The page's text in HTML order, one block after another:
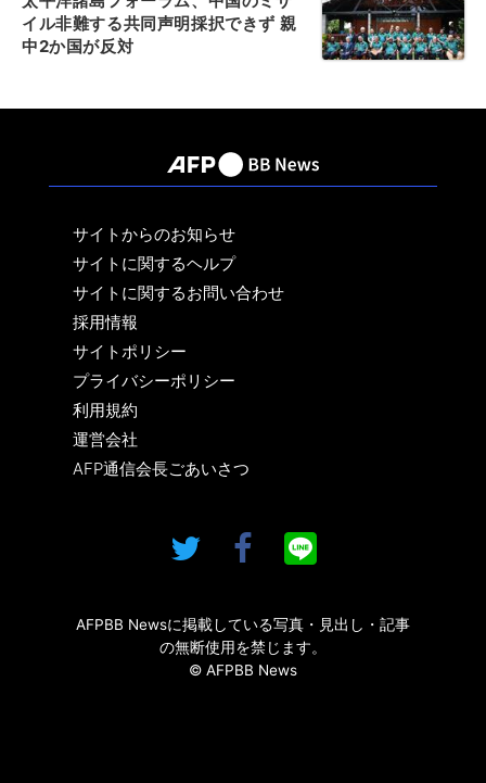
イル非難する共同声明採択できず 親
中2か国が反対
サイトからのお知らせ
サイトに関するヘルプ
サイトに関するお問い合わせ
採用情報
サイトポリシー
プライバシーポリシー
利用規約
運営会社
AFP通信会長ごあいさつ
AFPBB Newsに掲載している写真・見出し・記事
の無断使用を禁じます。
© AFPBB News